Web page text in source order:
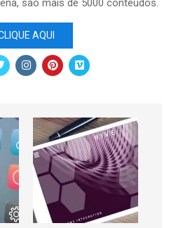
são mais de 5000 conteúdos.
AQUI